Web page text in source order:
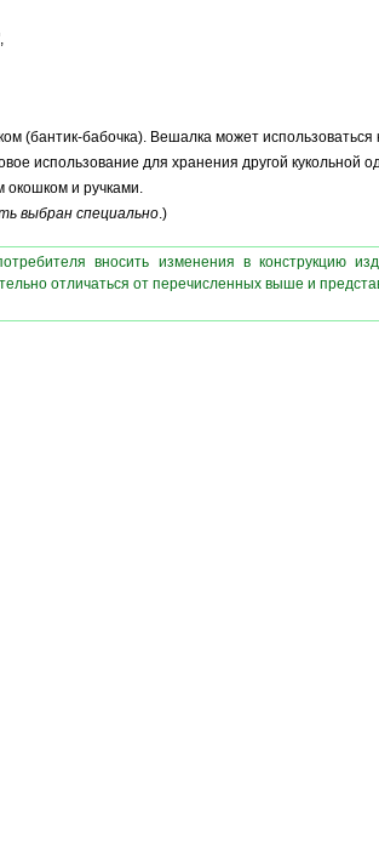
(бантик-бабочка). Вешалка может
использование для хранения другой кукольной
окошком и ручками.
выбран специально.)
вносить изменения в конструкцию
отличаться от перечисленных выше и